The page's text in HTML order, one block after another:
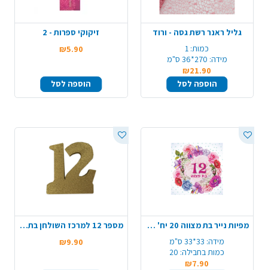
גליל ראנר רשת גסה - ורוד
כמות: 1
מידה: 270*36 ס"מ
₪21.90
הוספה לסל
זיקוקי ספרות - 2
₪5.90
הוספה לסל
מפיות נייר בת מצווה 20 יח' - זר פרחים
מידה: 33*33 ס"מ
כמות בחבילה: 20
₪7.90
מספר 12 למרכז השולחן בת מצווה - זהב
₪9.90